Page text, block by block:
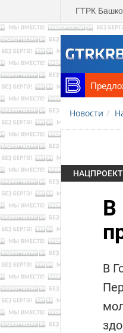
Перейти к основному
ГТРК
Новости
В
В